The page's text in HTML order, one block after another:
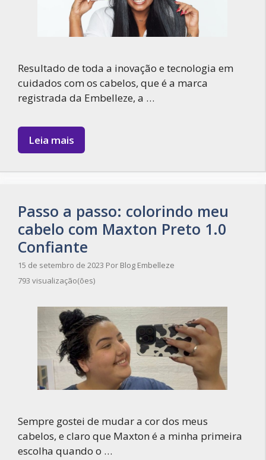
Resultado de toda a inovação e tecnologia em
cuidados com os cabelos, que é a marca
registrada da Embelleze, a …
Leia mais
Passo a passo: colorindo meu
cabelo com Maxton Preto 1.0
Confiante
15 de setembro de 2023 Por Blog Embelleze
793 visualização(ões)
Sempre gostei de mudar a cor dos meus
cabelos, e claro que Maxton é a minha primeira
escolha quando o …